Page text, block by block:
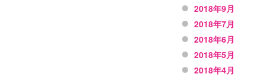
2018年9月
2018年7月
2018年6月
2018年5月
2018年4月